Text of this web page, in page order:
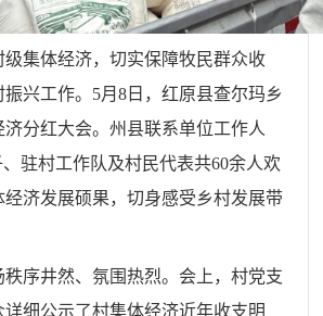
级集体经济，切实保障牧民群众收
兴工作。5月8日，红原县查尔玛乡
济分红大会。州县联系单位工作人
、驻村工作队及村民代表共60余人欢
济发展硕果，切身感受乡村发展带
秩序井然、氛围热烈。会上，村党支
细公示了村集体经济近年收支明